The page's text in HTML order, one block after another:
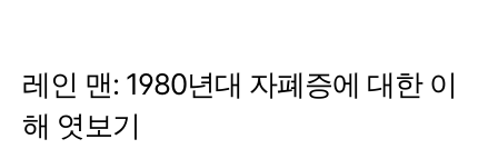
레인 맨: 1980년대 자폐증에 대한 이
해 엿보기